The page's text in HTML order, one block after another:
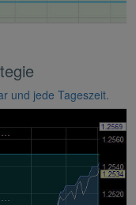
und jede Tageszeit.